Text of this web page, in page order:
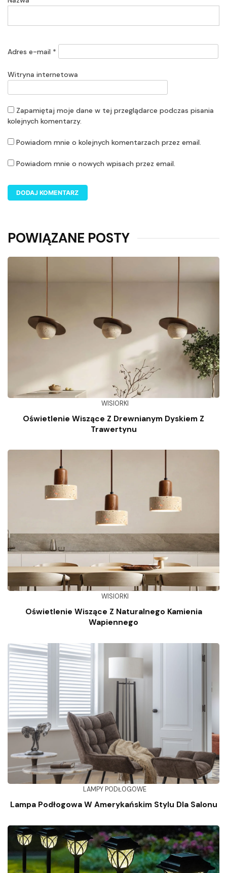
Adres e-mail *
Witryna internetowa
Zapamiętaj moje dane w tej przeglądarce podczas pisania
kolejnych komentarzy.
Powiadom mnie o kolejnych komentarzach przez email.
Powiadom mnie o nowych wpisach przez email.
POWIĄZANE POSTY
WISIORKI
Oświetlenie Wiszące Z Drewnianym Dyskiem Z
Trawertynu
WISIORKI
Oświetlenie Wiszące Z Naturalnego Kamienia
Wapiennego
LAMPY PODŁOGOWE
Lampa Podłogowa W Amerykańskim Stylu Dla Salonu